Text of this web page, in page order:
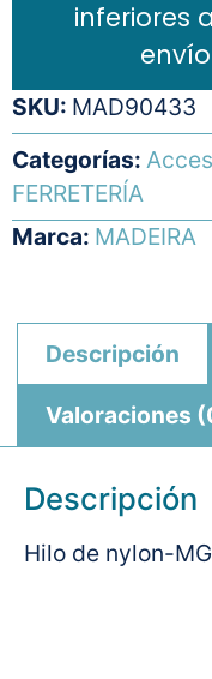
inferiores
SKU: MAD90433
Categorías:
FERRETERÍA
Marca: MADEIRA
Descripción
Valoraciones
Descripción
Hilo de nylon-